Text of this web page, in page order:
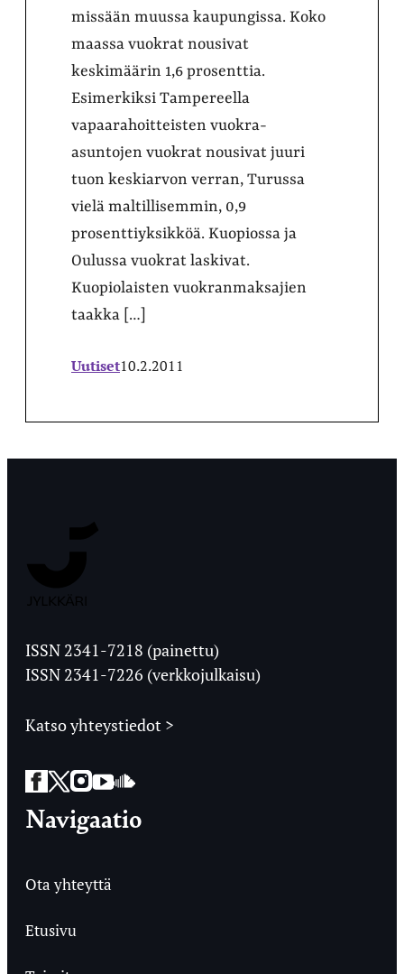
missään muussa kaupungissa. Koko
maassa vuokrat nousivat
keskimäärin 1,6 prosenttia.
Esimerkiksi Tampereella
vapaarahoitteisten vuokra-
asuntojen vuokrat nousivat juuri
tuon keskiarvon verran, Turussa
vielä maltillisemmin, 0,9
prosenttiyksikköä. Kuopiossa ja
Oulussa vuokrat laskivat.
Kuopiolaisten vuokranmaksajien
taakka […]
Uutiset10.2.2011
Ylioppilaslehti
ISSN 2341-7218 (painettu)
ISSN 2341-7226 (verkkojulkaisu)
Katso yhteystiedot >
Facebook
Twitter
Instagram
YouTube
SoundCloud
Navigaatio
Ota yhteyttä
Etusivu